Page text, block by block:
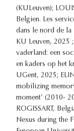
(KULeuven);
Belgien. Les
dans le nord de
KU Leuven, 2025
vaderland: een
en kaders op het
UGent, 2025;
mobilizing
moment’ (2010-
ROGISSART,
Nexus during the